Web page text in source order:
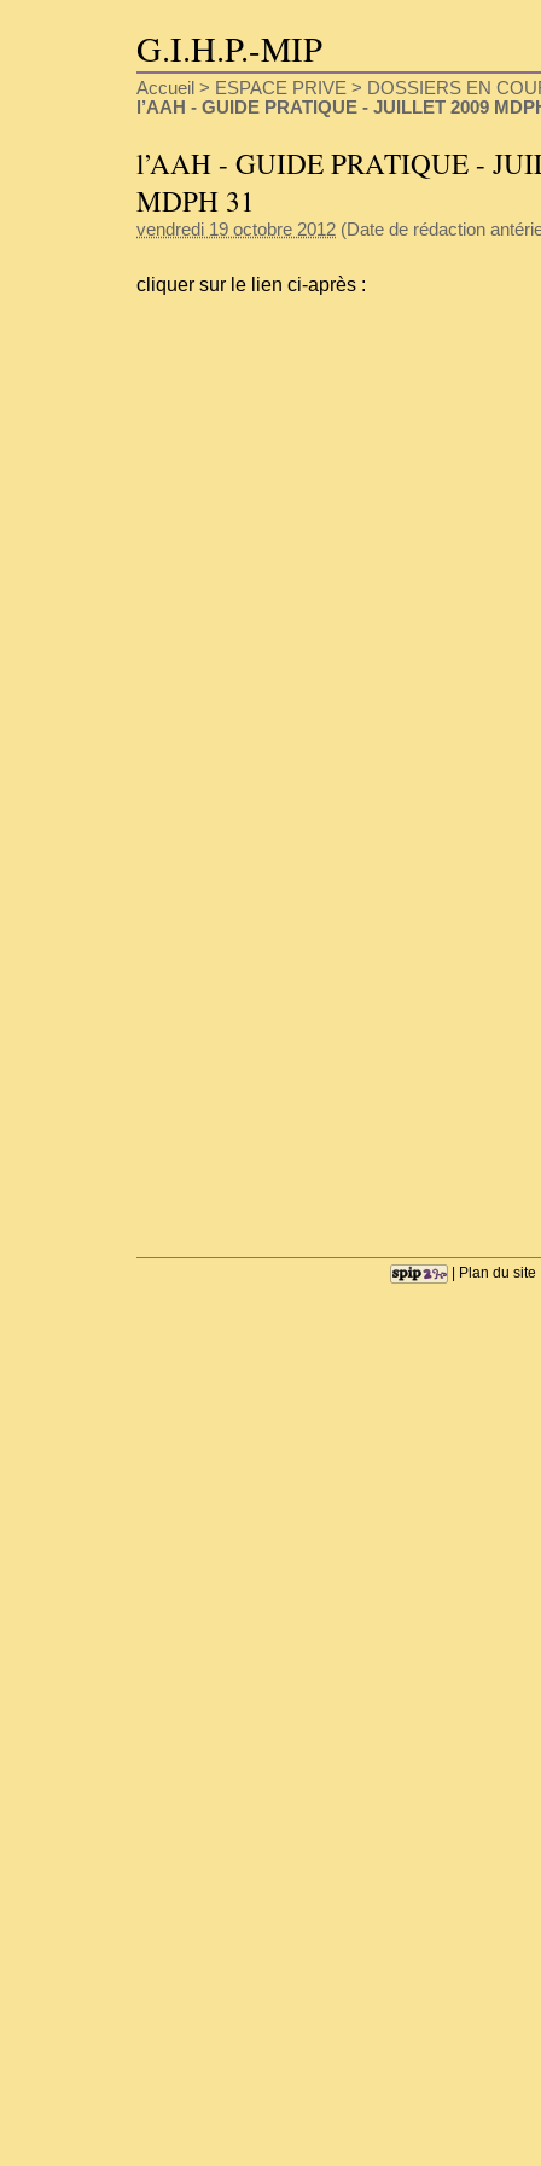
G.I.H.P.-MIP
Accueil > ESPACE PRIVE > DOSSIERS EN
l’AAH - GUIDE PRATIQUE - JUILLET 2009
l’AAH - GUIDE PRATIQUE -
MDPH 31
vendredi 19 octobre 2012 (Date de rédaction
cliquer sur le lien ci-après :
Plan du site